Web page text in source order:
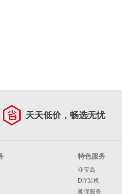
天天低价，畅选无忧
特色服务
夺宝岛
DIY装机
延保服务